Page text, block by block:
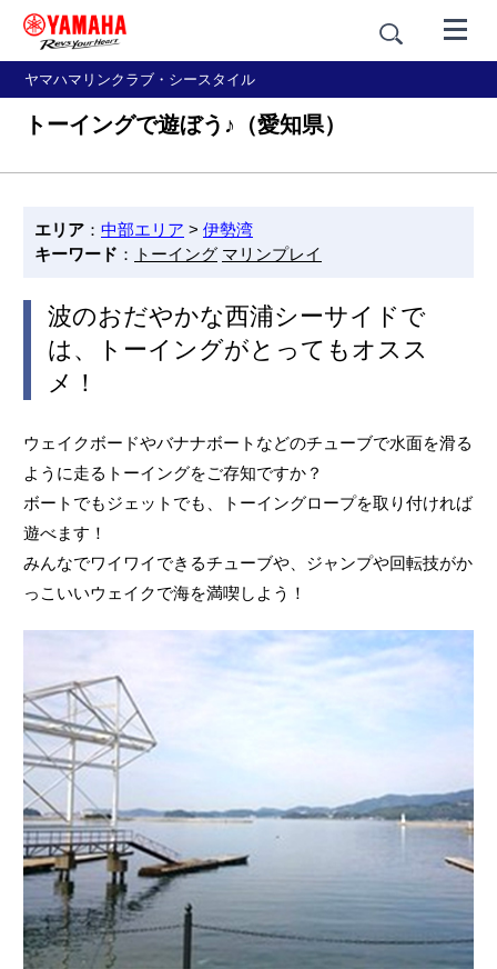
ヤマハマリンクラブ・シースタイル
トーイングで遊ぼう♪（愛知県）
エリア ： 中部エリア > 伊勢湾
キーワード ： トーイング マリンプレイ
波のおだやかな西浦シーサイドで
は、トーイングがとってもオスス
メ！
ウェイクボードやバナナボートなどのチューブで水面を滑る
ように走るトーイングをご存知ですか？
ボートでもジェットでも、トーイングロープを取り付ければ
遊べます！
みんなでワイワイできるチューブや、ジャンプや回転技がか
っこいいウェイクで海を満喫しよう！